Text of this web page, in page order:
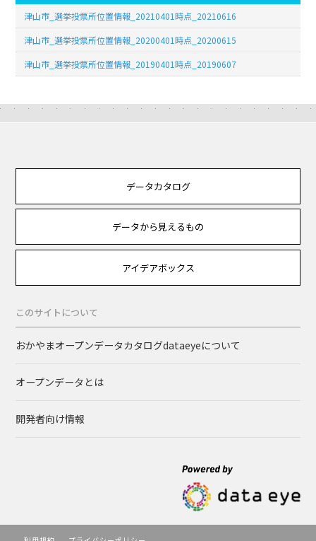
津山市_選挙投票所位置情報_20210401時点_20210616
津山市_選挙投票所位置情報_20200401時点_20200615
津山市_選挙投票所位置情報_20190401時点_20190607
データカタログ
データから見えるもの
アイデアボックス
このサイトについて
おかやまオープンデータカタログdataeyeについて
オープンデータとは
開発者向け情報